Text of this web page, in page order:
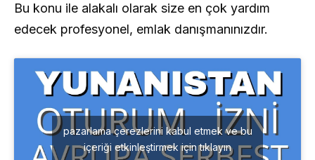
Bu konu ile alakalı olarak size en çok yardım
edecek profesyonel, emlak danışmanınızdır.
pazarlama çerezlerini kabul etmek ve bu
içeriği etkinleştirmek için tıklayın